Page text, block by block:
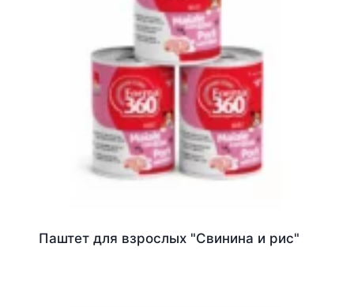
Паштет для взрослых "Свинина и рис"